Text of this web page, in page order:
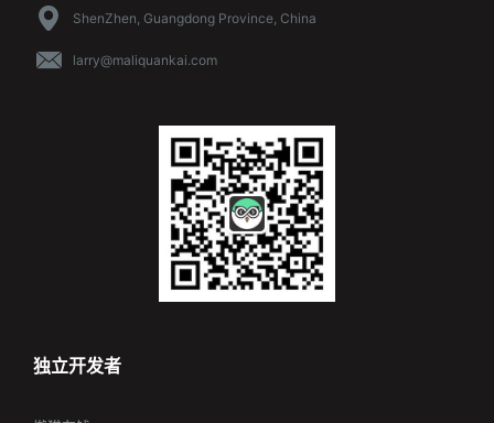
ShenZhen, Guangdong Province, China
larry@maliquankai.com
独立开发者